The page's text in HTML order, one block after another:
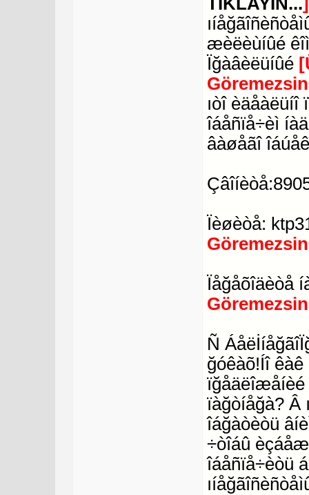
æèëèùíûé
Ïğàâèëüíûé
ıòî
îáåñïå÷èì
âàøåãî
Ïèøèòå:
Ïåğåõîäèòå
Ñ
ğóêàõ!Íî
ïğåäëîæåíèé
ïàğòíåğà? Â
îáğàòèòü
÷òîáû
îáåñïå÷èòü